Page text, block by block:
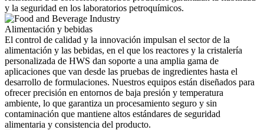
y la seguridad en los laboratorios petroquímicos.
Alimentación y bebidas
El control de calidad y la innovación impulsan el sector de la
alimentación y las bebidas, en el que los reactores y la cristalería
personalizada de HWS dan soporte a una amplia gama de
aplicaciones que van desde las pruebas de ingredientes hasta el
desarrollo de formulaciones. Nuestros equipos están diseñados para
ofrecer precisión en entornos de baja presión y temperatura
ambiente, lo que garantiza un procesamiento seguro y sin
contaminación que mantiene altos estándares de seguridad
alimentaria y consistencia del producto.